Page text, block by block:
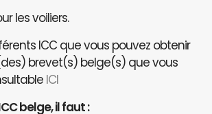
les voiliers.
ICC que vous pouvez obtenir
brevet(s) belge(s) que vous
ICI
belge, il faut :